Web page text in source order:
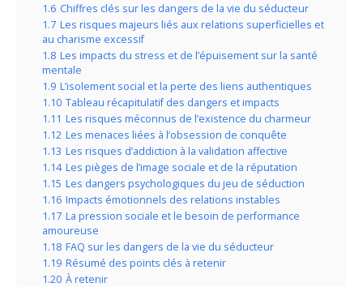
1.6 Chiffres clés sur les dangers de la vie du séducteur
1.7 Les risques majeurs liés aux relations superficielles et
au charisme excessif
1.8 Les impacts du stress et de l’épuisement sur la santé
mentale
1.9 L’isolement social et la perte des liens authentiques
1.10 Tableau récapitulatif des dangers et impacts
1.11 Les risques méconnus de l’existence du charmeur
1.12 Les menaces liées à l’obsession de conquête
1.13 Les risques d’addiction à la validation affective
1.14 Les pièges de l’image sociale et de la réputation
1.15 Les dangers psychologiques du jeu de séduction
1.16 Impacts émotionnels des relations instables
1.17 La pression sociale et le besoin de performance
amoureuse
1.18 FAQ sur les dangers de la vie du séducteur
1.19 Résumé des points clés à retenir
1.20 À retenir